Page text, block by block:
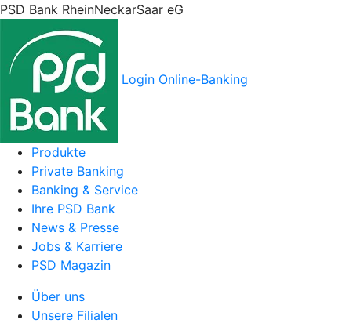
PSD Bank RheinNeckarSaar eG
Login Online-Banking
Produkte
Private Banking
Banking & Service
Ihre PSD Bank
News & Presse
Jobs & Karriere
PSD Magazin
Über uns
Unsere Filialen